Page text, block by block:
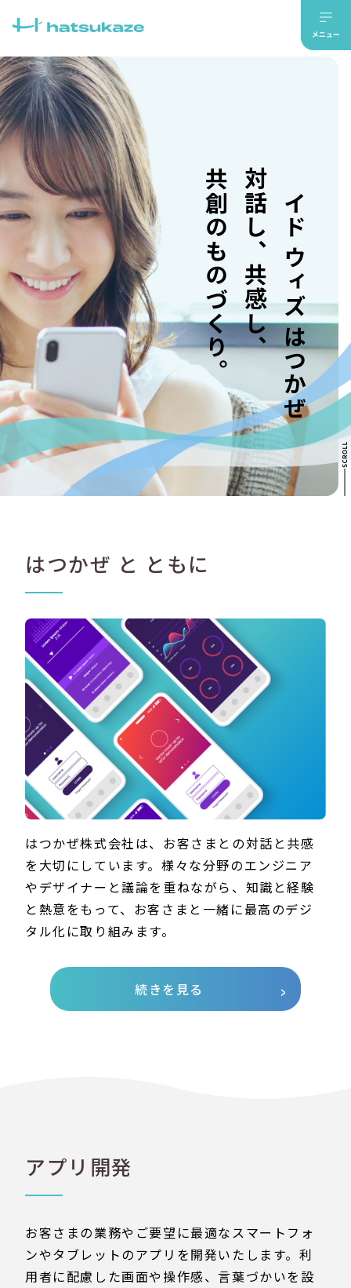
メイド ウィズ はつかぜ
対話し、共感し、
共創のものづくり。
はつかぜ と ともに
はつかぜ株式会社は、お客さまとの対話と共感
を大切にしています。様々な分野のエンジニア
やデザイナーと議論を重ねながら、知識と経験
と熱意をもって、お客さまと一緒に最高のデジ
タル化に取り組みます。
続きを見る
アプリ開発
お客さまの業務やご要望に最適なスマートフォ
ンやタブレットのアプリを開発いたします。利
用者に配慮した画面や操作感、言葉づかいを設